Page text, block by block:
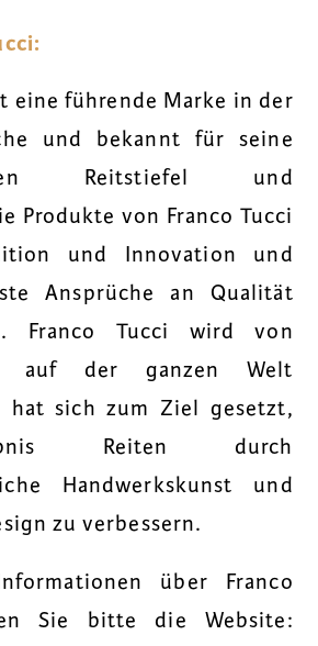
eine führende Marke in der
und bekannt für seine
Reitstiefel und
Produkte von Franco Tucci
und Innovation und
Ansprüche an Qualität
Franco Tucci wird von
auf der ganzen Welt
hat sich zum Ziel gesetzt,
Reiten durch
Handwerkskunst und
zu verbessern.
über Franco
Sie bitte die Website: